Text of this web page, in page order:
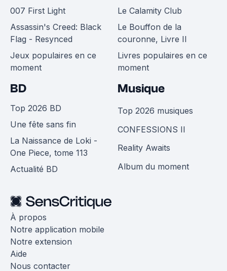
007 First Light
Assassin's Creed: Black
Flag - Resynced
Jeux populaires en ce
moment
Le Calamity Club
Le Bouffon de la
couronne, Livre II
Livres populaires en ce
moment
BD
Top 2026 BD
Une fête sans fin
La Naissance de Loki -
One Piece, tome 113
Actualité BD
Musique
Top 2026 musiques
CONFESSIONS II
Reality Awaits
Album du moment
À propos
Notre application mobile
Notre extension
Aide
Nous contacter